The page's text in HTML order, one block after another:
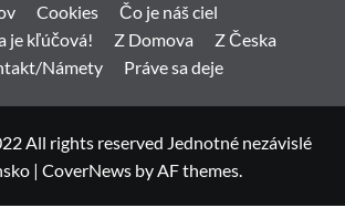
Cookies
Čo je náš ciel
je kľúčová!
Z Domova
Z Česka
Námety
Práve sa deje
All rights reserved Jednotné nezávislé
| CoverNews by AF themes.